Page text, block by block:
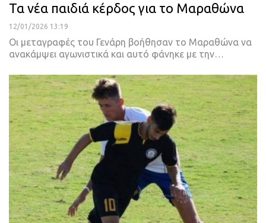
Τα νέα παιδιά κέρδος για το Μαραθώνα
12/01/2026 13:19
Οι μεταγραφές του Γενάρη βοήθησαν το Μαραθώνα να
ανακάμψει αγωνιστικά και αυτό φάνηκε με την…